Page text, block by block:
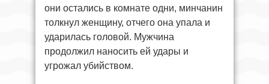
они остались в комнате одни, минчанин
толкнул женщину, отчего она упала и
ударилась головой. Мужчина
продолжил наносить ей удары и
угрожал убийством.